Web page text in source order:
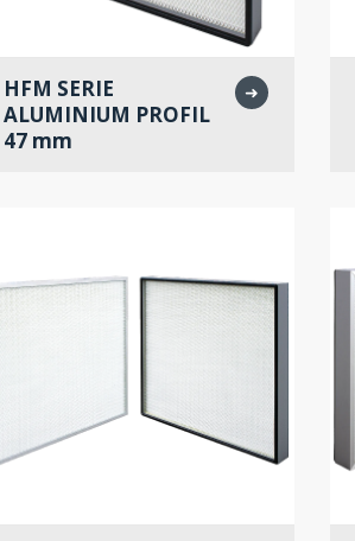
HFM SERIE
ALUMINIUM PROFIL
47 mm
➜